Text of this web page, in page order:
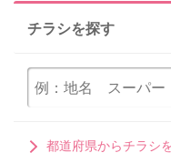
チラシを探す
都道府県からチラシ